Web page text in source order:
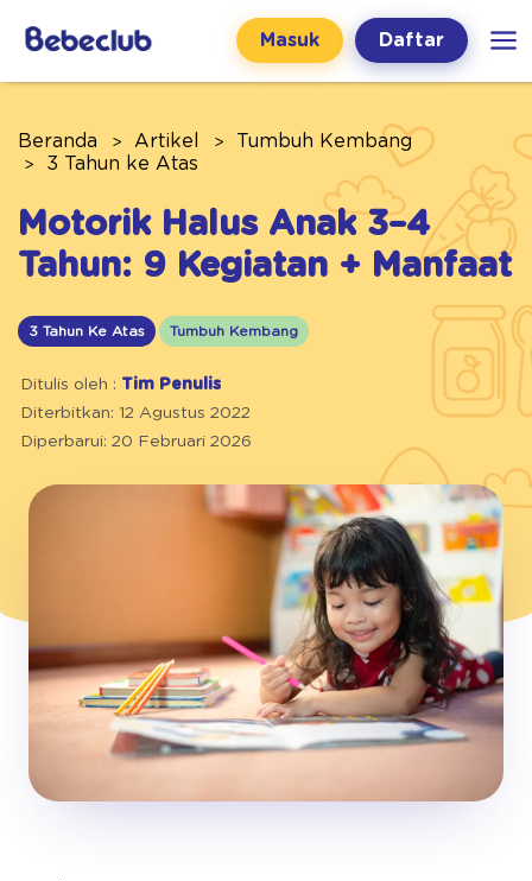
Masuk Daftar
Beranda Artikel
Tumbuh Kembang
3 Tahun ke Atas
Motorik Halus Anak 3–4
Tahun: 9 Kegiatan + Manfaat
3 Tahun Ke Atas Tumbuh Kembang
Ditulis oleh : Tim Penulis
Diterbitkan: 12 Agustus 2022
Diperbarui: 20 Februari 2026